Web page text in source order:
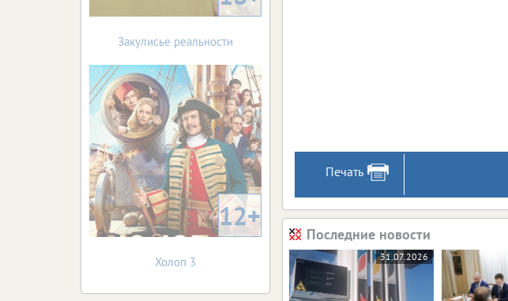
Печать
Последние новости
31.07.2026
Закулисье реальности
12+
Холоп 3